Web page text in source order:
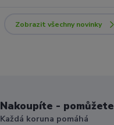
Zobrazit všechny novinky
Nakoupíte - pomůžete
Každá koruna pomáhá